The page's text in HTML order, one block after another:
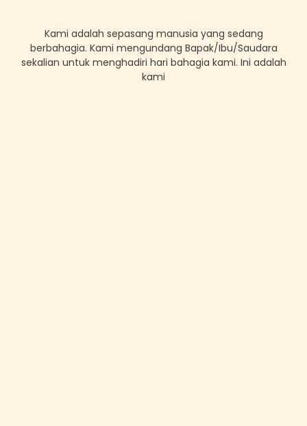
Kami adalah sepasang manusia yang sedang
berbahagia. Kami mengundang Bapak/Ibu/Saudara
sekalian untuk menghadiri hari bahagia kami. Ini adalah
kami